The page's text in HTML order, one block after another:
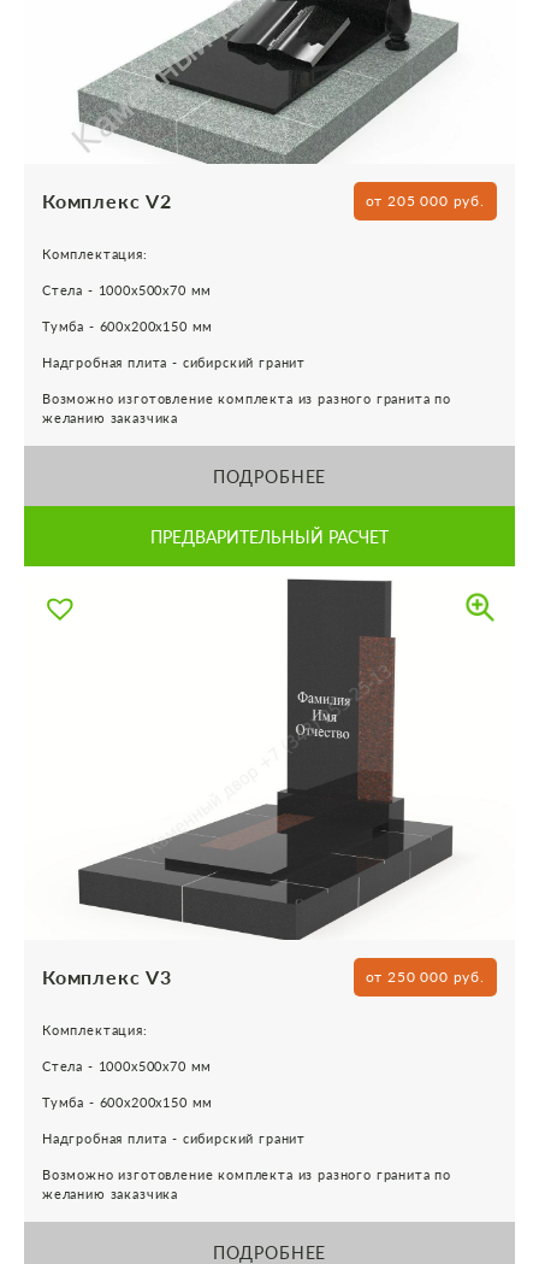
Комплекс V2 от 205 000 руб.
Комплектация:
Стела - 1000х500х70 мм
Тумба - 600х200х150 мм
Надгробная плита - сибирский гранит
Возможно изготовление комплекта из разного гранита по
желанию заказчика
ПОДРОБНЕЕ
ПРЕДВАРИТЕЛЬНЫЙ РАСЧЕТ
Комплекс V3 от 250 000 руб.
Комплектация:
Стела - 1000х500х70 мм
Тумба - 600х200х150 мм
Надгробная плита - сибирский гранит
Возможно изготовление комплекта из разного гранита по
желанию заказчика
ПОДРОБНЕЕ